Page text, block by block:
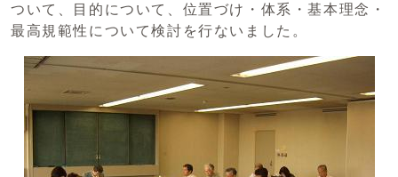
ついて、目的について、位置づけ・体系・基本理念・
最高規範性について検討を行ないました。